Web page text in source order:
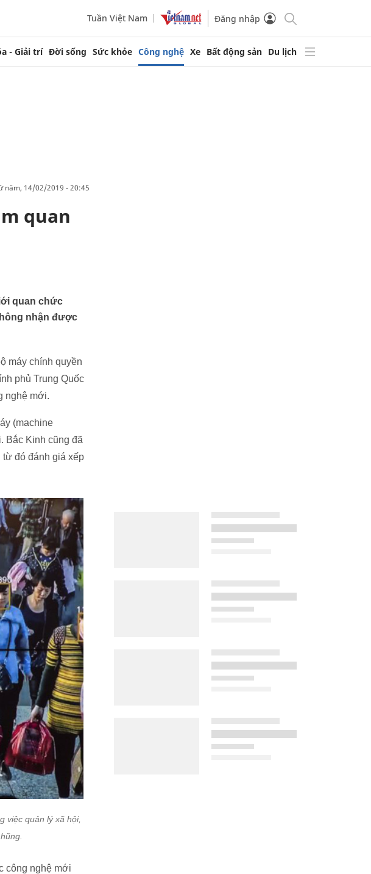
Tuần Việt Nam Đăng nhập
- Giải trí Đời sống Sức khỏe Công nghệ Xe Bất động sản Du lịch
năm, 14/02/2019 - 20:45
quan
quan chức
nhận được
máy chính quyền
phủ Trung Quốc
nghệ mới.
(machine
Bắc Kinh cũng đã
từ đó đánh giá xếp
việc quản lý xã hội,
công nghệ mới